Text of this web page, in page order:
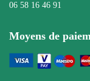
06 58 16 46 91
Moyens de